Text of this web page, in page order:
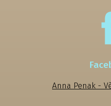
Anna Penak -